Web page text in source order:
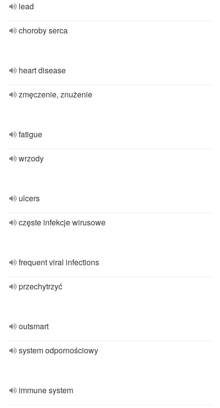
lead
choroby serca
heart disease
zmęczenie, znużenie
fatigue
wrzody
ulcers
częste infekcje wirusowe
frequent viral infections
przechytrzyć
outsmart
system odpornościowy
immune system